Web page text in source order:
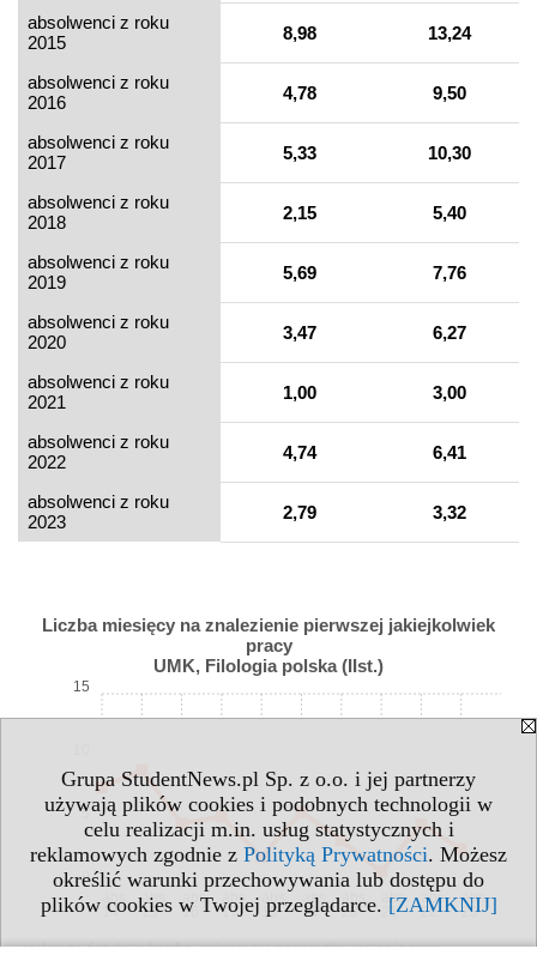
Grupa StudentNews.pl Sp. z o.o. i jej partnerzy
używają plików cookies i podobnych technologii w
celu realizacji m.in. usług statystycznych i
reklamowych zgodnie z Polityką Prywatności. Możesz
określić warunki przechowywania lub dostępu do
plików cookies w Twojej przeglądarce. [ZAMKNIJ]
absolwenci z roku
2015
8,98 13,24
absolwenci z roku
2016
4,78 9,50
absolwenci z roku
2017
5,33 10,30
absolwenci z roku
2018
2,15 5,40
absolwenci z roku
2019
5,69 7,76
absolwenci z roku
2020
3,47 6,27
absolwenci z roku
2021
1,00 3,00
absolwenci z roku
2022
4,74 6,41
absolwenci z roku
2023
2,79 3,32
Liczba miesięcy na znalezienie pierwszej jakiejkolwiek
pracy
UMK, Filologia polska (IIst.)
14
abs.
15
abs.
16
abs.
17
abs.
18
abs.
19
20
abs.
21
abs.
22
abs.
23
0
5
15
wykres: średnia liczba miesięcy pomiędzy miesiącem